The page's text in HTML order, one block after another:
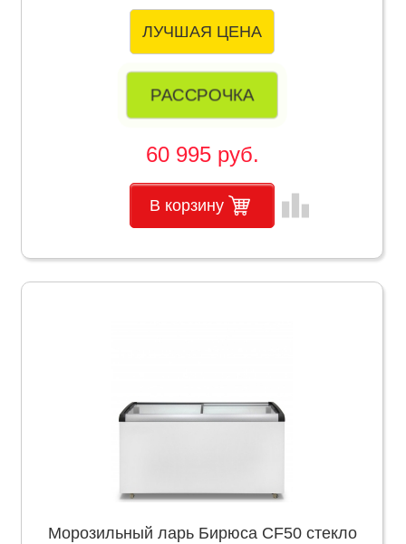
ЛУЧШАЯ ЦЕНА
РАССРОЧКА
60 995 руб.
В корзину leaderboard
Морозильный ларь Бирюса CF50 стекло